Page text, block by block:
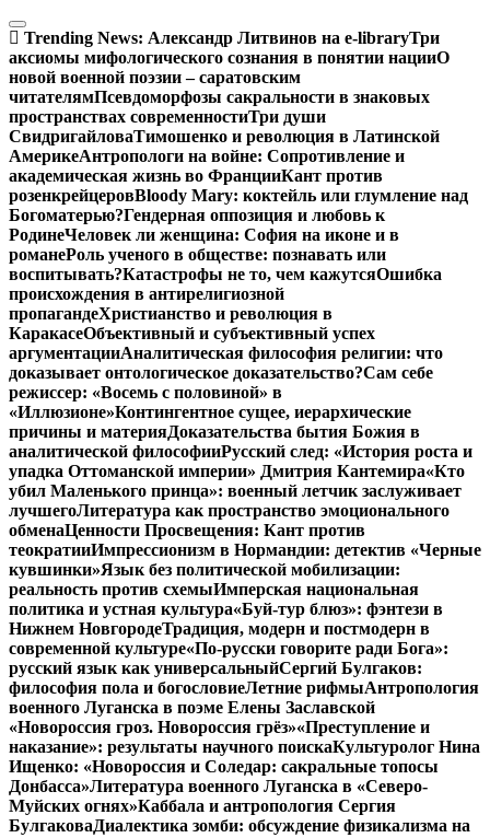
Перейти
к
содержимому
Trending News: Александр Литвинов на e-libraryТри
аксиомы мифологического сознания в понятии нацииО
новой военной поэзии – саратовским
читателямПсевдоморфозы сакральности в знаковых
пространствах современностиТри души
СвидригайловаТимошенко и революция в Латинской
АмерикеАнтропологи на войне: Сопротивление и
академическая жизнь во ФранцииКант против
розенкрейцеровBloody Mary: коктейль или глумление над
Богоматерью?Гендерная оппозиция и любовь к
РодинеЧеловек ли женщина: София на иконе и в
романеРоль ученого в обществе: познавать или
воспитывать?Катастрофы не то, чем кажутсяОшибка
происхождения в антирелигиозной
пропагандеХристианство и революция в
КаракасеОбъективный и субъективный успех
аргументацииАналитическая философия религии: что
доказывает онтологическое доказательство?Сам себе
режиссер: «Восемь с половиной» в
«Иллюзионе»Контингентное сущее, иерархические
причины и материяДоказательства бытия Божия в
аналитической философииРусский след: «История роста и
упадка Оттоманской империи» Дмитрия Кантемира«Кто
убил Маленького принца»: военный летчик заслуживает
лучшегоЛитература как пространство эмоционального
обменаЦенности Просвещения: Кант против
теократииИмпрессионизм в Нормандии: детектив «Черные
кувшинки»Язык без политической мобилизации:
реальность против схемыИмперская национальная
политика и устная культура«Буй-тур блюз»: фэнтези в
Нижнем НовгородеТрадиция, модерн и постмодерн в
современной культуре«По-русски говорите ради Бога»:
русский язык как универсальныйСергий Булгаков:
философия пола и богословиеЛетние рифмыАнтропология
военного Луганска в поэме Елены Заславской
«Новороссия гроз. Новороссия грёз»«Преступление и
наказание»: результаты научного поискаКультуролог Нина
Ищенко: «Новороссия и Соледар: сакральные топосы
Донбасса»Литература военного Луганска в «Северо-
Муйских огнях»Каббала и антропология Сергия
БулгаковаДиалектика зомби: обсуждение физикализма на